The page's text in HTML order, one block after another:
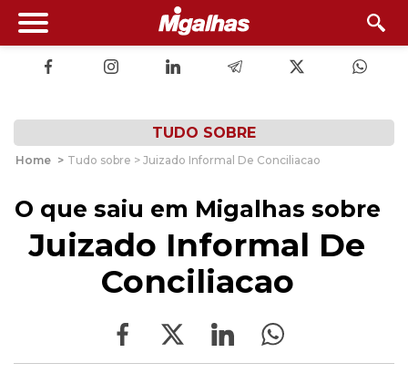
TUDO SOBRE
Home > Tudo sobre > Juizado Informal De Conciliacao
O que saiu em Migalhas sobre
Juizado Informal De
Conciliacao